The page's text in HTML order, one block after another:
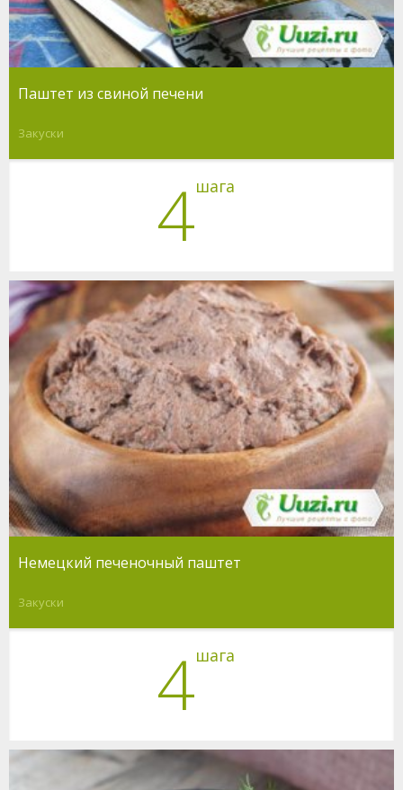
Паштет из свиной печени
Закуски
4шага
Немецкий печеночный паштет
Закуски
4шага